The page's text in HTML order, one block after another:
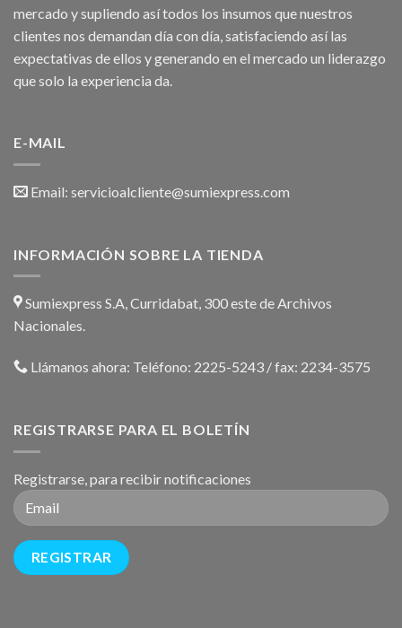
mercado y supliendo así todos los insumos que nuestros
clientes nos demandan día con día, satisfaciendo así las
expectativas de ellos y generando en el mercado un liderazgo
que solo la experiencia da.
E-MAIL
Email: servicioalcliente@sumiexpress.com
INFORMACIÓN SOBRE LA TIENDA
Sumiexpress S.A, Curridabat, 300 este de Archivos
Nacionales.
Llámanos ahora: Teléfono: 2225-5243 / fax: 2234-3575
REGISTRARSE PARA EL BOLETÍN
Registrarse, para recibir notificaciones